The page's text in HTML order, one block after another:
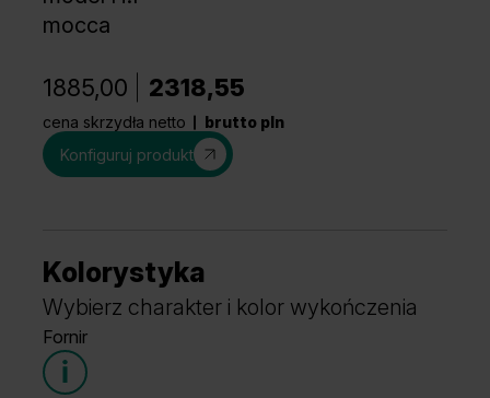
mocca
1885,00 2318,55
cena skrzydła netto
brutto pln
Konfiguruj produkt
Kolorystyka
Wybierz charakter i kolor wykończenia
Fornir